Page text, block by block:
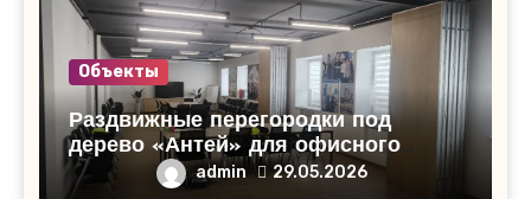
Объекты
Раздвижные перегородки под
дерево «Антей» для офисного
помещения в Кирово-Чепецке
admin 29.05.2026